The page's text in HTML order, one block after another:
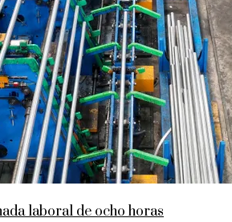
laboral de ocho horas